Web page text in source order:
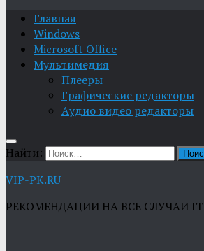
Главная
Windows
Microsoft Office
Мультимедия
Плееры
Графические редакторы
Aудио видео редакторы
Найти:
VIP-PK.RU
РЕКОМЕНДАЦИИ НА ВСЕ СЛУЧАИ IT